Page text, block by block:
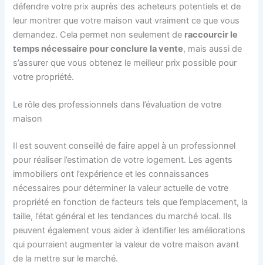
défendre votre prix auprès des acheteurs potentiels et de
leur montrer que votre maison vaut vraiment ce que vous
demandez. Cela permet non seulement de raccourcir le
temps nécessaire pour conclure la vente, mais aussi de
s’assurer que vous obtenez le meilleur prix possible pour
votre propriété.
Le rôle des professionnels dans l’évaluation de votre
maison
Il est souvent conseillé de faire appel à un professionnel
pour réaliser l’estimation de votre logement. Les agents
immobiliers ont l’expérience et les connaissances
nécessaires pour déterminer la valeur actuelle de votre
propriété en fonction de facteurs tels que l’emplacement, la
taille, l’état général et les tendances du marché local. Ils
peuvent également vous aider à identifier les améliorations
qui pourraient augmenter la valeur de votre maison avant
de la mettre sur le marché.